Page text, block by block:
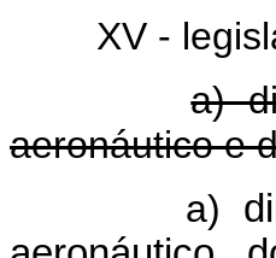
XV -
a)
aeronáutico e
a)